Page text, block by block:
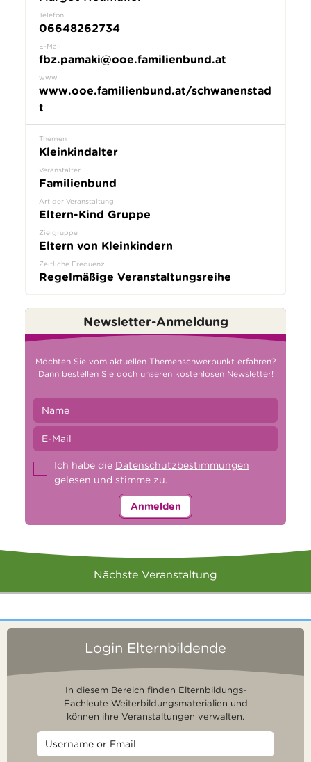
Telefon
06648262734
E-Mail
fbz.pamaki@ooe.familienbund.at
www
www.ooe.familienbund.at/schwanenstad
t
Themen
Kleinkindalter
Veranstalter
Familienbund
Art der Veranstaltung
Eltern-Kind Gruppe
Zielgruppe
Eltern von Kleinkindern
Zeitliche Frequenz
Regelmäßige Veranstaltungsreihe
Newsletter-Anmeldung
Möchten Sie vom aktuellen Themenschwerpunkt erfahren?
Dann bestellen Sie doch unseren kostenlosen Newsletter!
Ich habe die Datenschutzbestimmungen
gelesen und stimme zu.
Anmelden
Nächste Veranstaltung
Login Elternbildende
In diesem Bereich finden Elternbildungs-
Fachleute Weiterbildungsmaterialien und
können ihre Veranstaltungen verwalten.